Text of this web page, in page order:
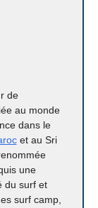
de
au monde
dans le
et au Sri
une
du surf et
surf camp,